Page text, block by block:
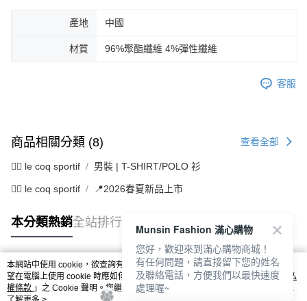
產地 中國
材質 96%聚酯纖維 4%彈性纖維
客服
商品相關分類 (8) 查看全部
🚴‍♂️ le coq sportif 男裝 | T-SHIRT/POLO 衫
🚴‍♂️ le coq sportif 📍2026春夏新品上市
本分類熱銷全站排行
熱門標籤
本網站中使用 cookie，欲查詢有關本網站使用 cookie 方式之詳情，及若您不希
望在電腦上使用 cookie 時應如何變更電腦的 cookie 設定，請參閱本網站「
隱私
權條款 」之 Cookie 聲明。您繼續使用本網站即表示您同意本公司得按本網站使
Munsin Fashion 滿心購物
您好，歡迎來到滿心購物商城！
有任何問題，請直接留下您的姓名
及聯絡電話，方便我們以最快速度
處理喔~